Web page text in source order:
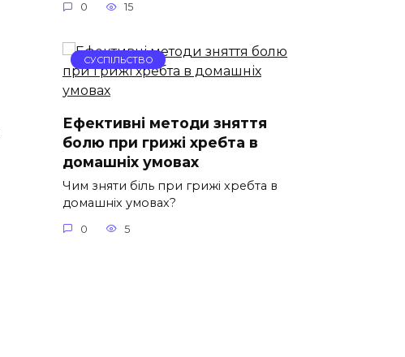
0 15
СУСПІЛЬСТВО
Ефективні методи зняття
болю при грижі хребта в
домашніх умовах
Чим зняти біль при грижі хребта в
домашніх умовах?
0 5